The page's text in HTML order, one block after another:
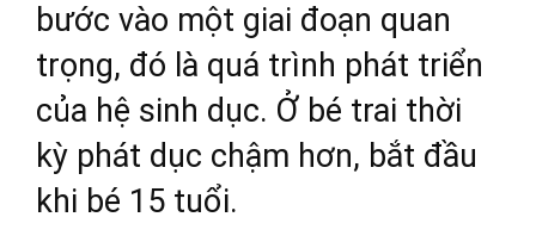
bước vào một giai đoạn quan
trọng, đó là quá trình phát triển
của hệ sinh dục. Ở bé trai thời
kỳ phát dục chậm hơn, bắt đầu
khi bé 15 tuổi.